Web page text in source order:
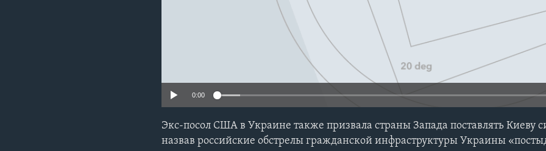
0:00
Экс-посол США в Украине также призвала страны Запада поставлять Киеву
назвав российские обстрелы гражданской инфраструктуры Украины